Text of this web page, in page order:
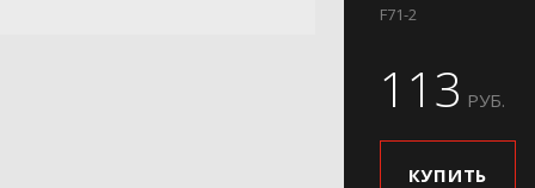
F71-2
113 РУБ.
КУПИТЬ